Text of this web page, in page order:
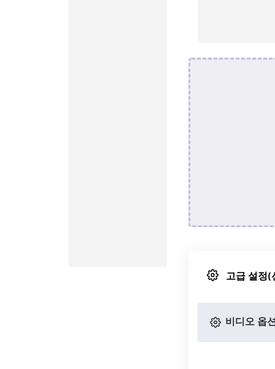
고급 설정(
비디오 옵